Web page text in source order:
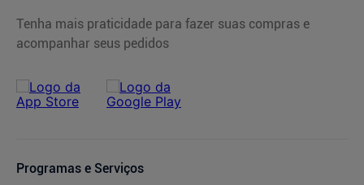
Tenha mais praticidade para fazer suas compras e
acompanhar seus pedidos
Programas e Serviços